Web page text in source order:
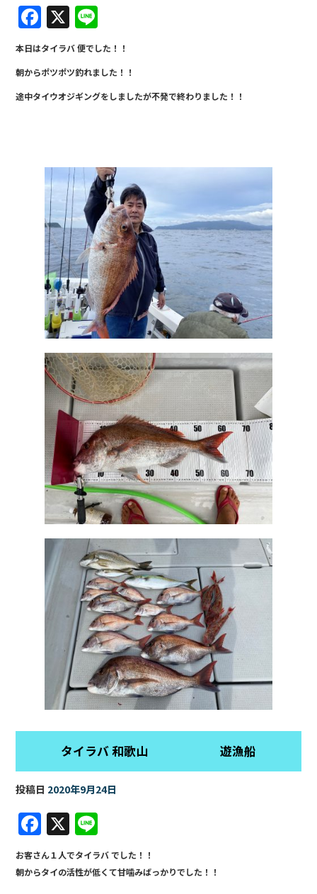
F
a
c
e
b
k
X
n
e
本日はタイラバ 便でした！！
朝からポツポツ釣れました！！
途中タイウオジギングをしましたが不発で終わりました！！
タイラバ 和歌山 遊漁船
投稿日 2020年9月24日
F
a
c
X
n
e
お客さん１人でタイラバ でした！！
朝からタイの活性が低くて甘噛みばっかりでした！！